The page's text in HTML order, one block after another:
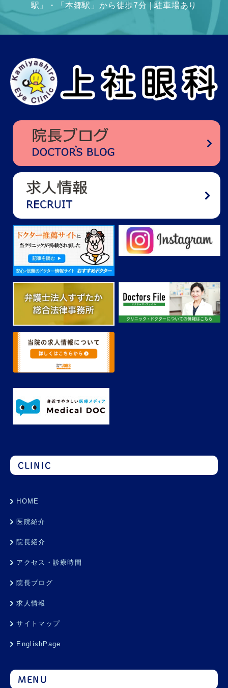
駅」・「本郷駅」から徒歩7分 | 駐車場あり
CLINIC
HOME
医院紹介
院長紹介
アクセス・診療時間
院長ブログ
求人情報
サイトマップ
EnglishPage
MENU